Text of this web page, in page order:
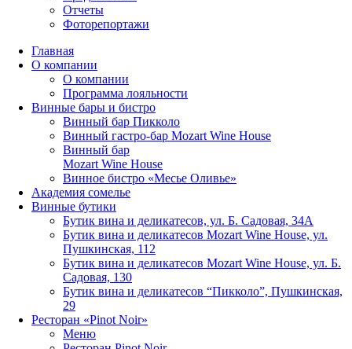
Отчеты
Фоторепортажи
Главная
О компании
О компании
Программа лояльности
Винные бары и бистро
Винный бар Пикколо
Винный гастро-бар Mozart Wine House
Винный бар
Mozart Wine House
Винное бистро «Месье Оливье»
Академия сомелье
Винные бутики
Бутик вина и деликатесов, ул. Б. Садовая, 34А
Бутик вина и деликатесов Mozart Wine House, ул.
Пушкинская, 112
Бутик вина и деликатесов Mozart Wine House, ул. Б.
Садовая, 130
Бутик вина и деликатесов “Пикколо”, Пушкинская,
29
Ресторан «Pinot Noir»
Меню